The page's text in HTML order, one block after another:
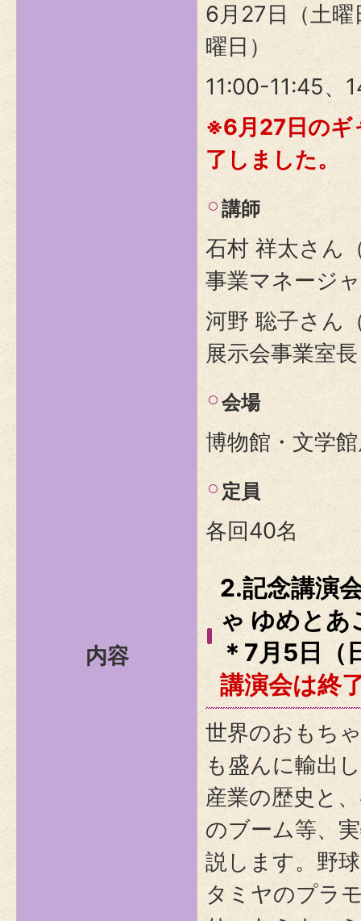
内容
6月27日（土
曜日）
11:00-11:45、
※6月27日のギ
了しました。
講師
石村 祥太さん
事業マネージ
河野 聡子さん
展示会事業室
会場
博物館・文学
定員
各回40名
2.記念講演
ゃ ゆめとあ
＊7月5日（
講演会は終
世界のおもち
も盛んに輸出
産業の歴史と
のブーム等、
説します。野
タミヤのプラ